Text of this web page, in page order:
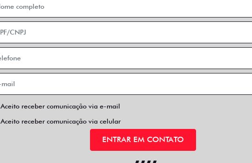
Aceito receber comunicação via e-mail
Aceito receber comunicação via celular
ENTRAR EM CONTATO